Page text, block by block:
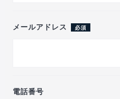
メールアドレス 必須
電話番号